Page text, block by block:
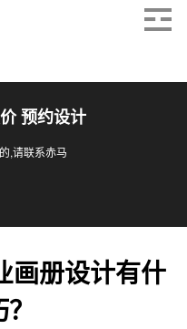
预约设计
,请联系赤马
画册设计有什